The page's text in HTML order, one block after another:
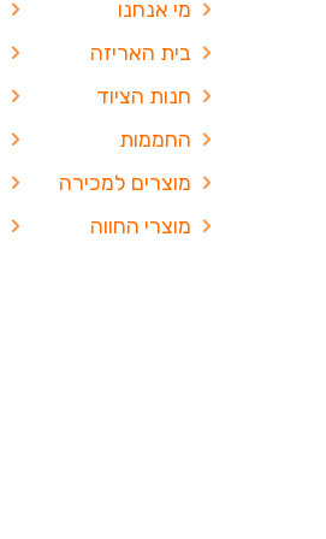
מי אנחנו
בית האריזה
חנות הציוד
החממות
מוצרים למכירה
מוצרי החווה